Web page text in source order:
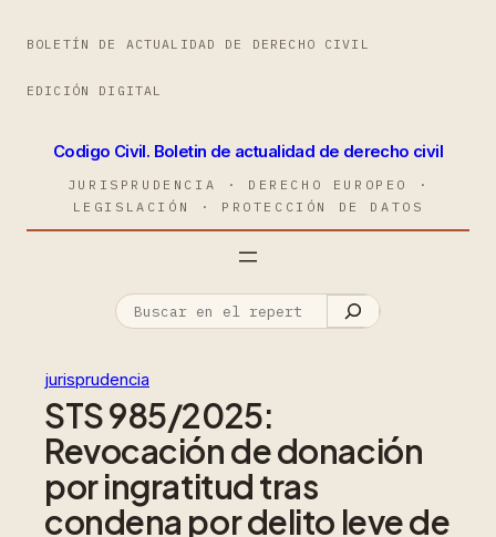
BOLETÍN DE ACTUALIDAD DE DERECHO CIVIL
EDICIÓN DIGITAL
Codigo Civil. Boletin de actualidad de derecho civil
JURISPRUDENCIA · DERECHO EUROPEO ·
LEGISLACIÓN · PROTECCIÓN DE DATOS
jurisprudencia
STS 985/2025:
Revocación de donación
por ingratitud tras
condena por delito leve de